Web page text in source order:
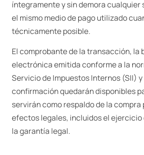
íntegramente y sin demora cualquier
el mismo medio de pago utilizado
técnicamente posible.
El comprobante de la transacción, la
electrónica emitida conforme a la
Servicio de Impuestos Internos (SII)
confirmación quedarán disponibles
servirán como respaldo de la compra
efectos legales, incluidos el
la garantía legal.